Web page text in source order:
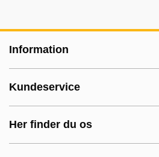
Information
Kundeservice
Her finder du os